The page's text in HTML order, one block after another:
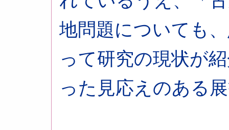
地問題についても
って研究の現状が
った見応えのある